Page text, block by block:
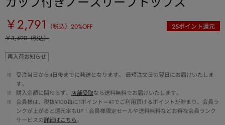
￥2,791
（税込） 20%OFF 25ポイント還元
￥3,490（税込）
再入荷お知らせ
※
受注当日から4日後までに発送となります。 最短注文日の翌日にお届けいたしま
す。
※
購入金額に関わらず、 店舗受取なら送料無料でお届けいたします。
※
会員様は、税抜¥100毎に1ポイント＝¥1でご利用頂けるポイントが貯まり、会員ラ
ンクが上がると還元率もUP！会員様限定セールや送料無料などお得な会員ランク
サービスの詳細はこちら。